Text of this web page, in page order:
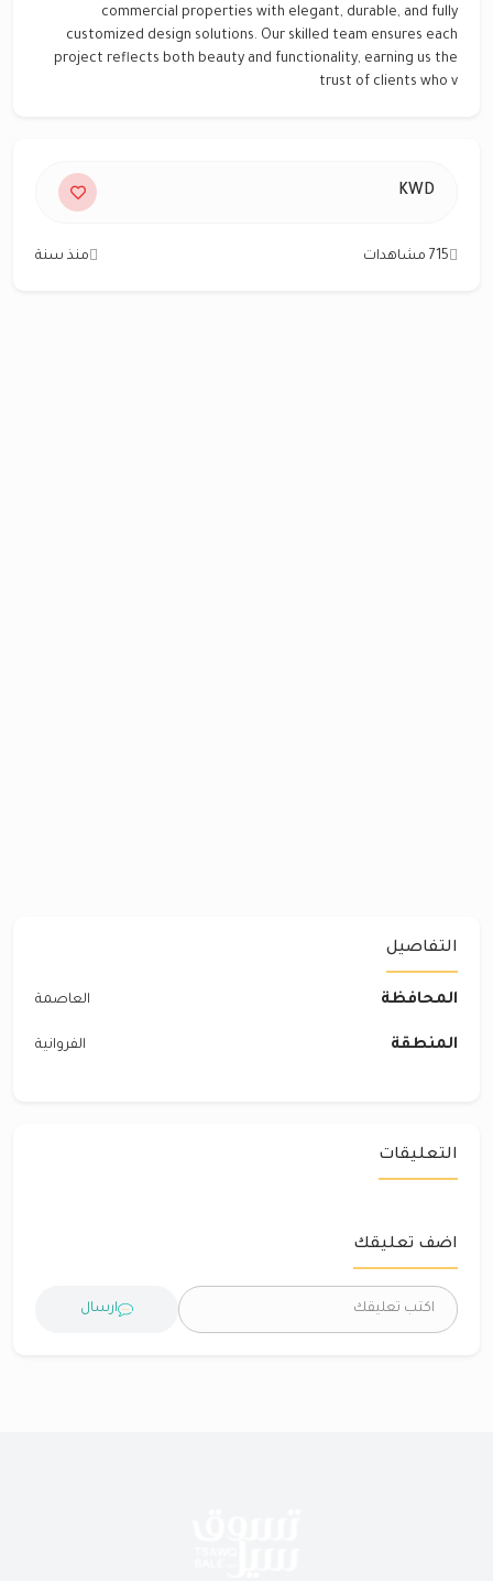
commercial properties with elegant, durable, and fully
customized design solutions. Our skilled team ensures each
project reflects both beauty and functionality, earning us the
trust of clients who v
KWD
715 مشاهدات منذ سنة
التفاصيل
المحافظة العاصمة
المنطقة الفروانية
التعليقات
اضف تعليقك
ارسال